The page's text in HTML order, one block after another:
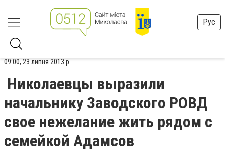
Рус
09:00, 23 липня 2013 р.
Николаевцы выразили
начальнику Заводского РОВД
свое нежелание жить рядом с
семейкой Адамсов